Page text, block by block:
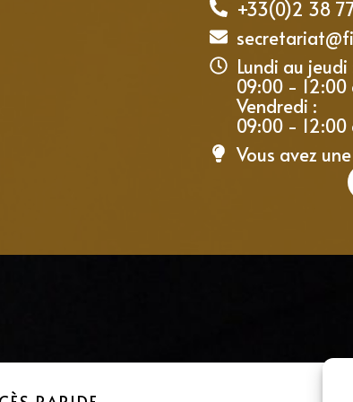
+33(0)2 38
Lundi au jeudi
09:00 - 12:00
Vendredi :
09:00 - 12:00
Vous avez